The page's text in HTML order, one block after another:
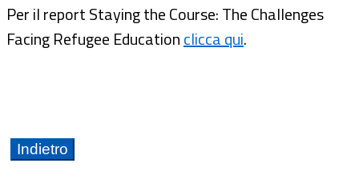
Per il report Staying the Course: The Challenges
Facing Refugee Educationclicca qui.